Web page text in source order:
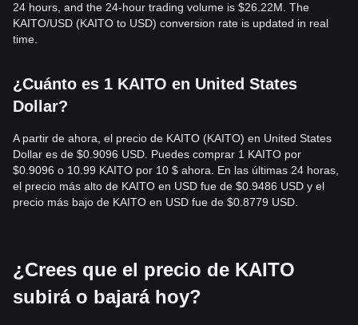
24 hours, and the 24-hour trading volume is $26.22M. The
KAITO/USD (KAITO to USD) conversion rate is updated in real
time.
¿Cuánto es 1 KAITO en United States
Dollar?
A partir de ahora, el precio de KAITO (KAITO) en United States
Dollar es de $0.9096 USD. Puedes comprar 1 KAITO por
$0.9096 o 10.99 KAITO por 10 $ ahora. En las últimas 24 horas,
el precio más alto de KAITO en USD fue de $0.9486 USD y el
precio más bajo de KAITO en USD fue de $0.8779 USD.
¿Crees que el precio de KAITO
subirá o bajará hoy?